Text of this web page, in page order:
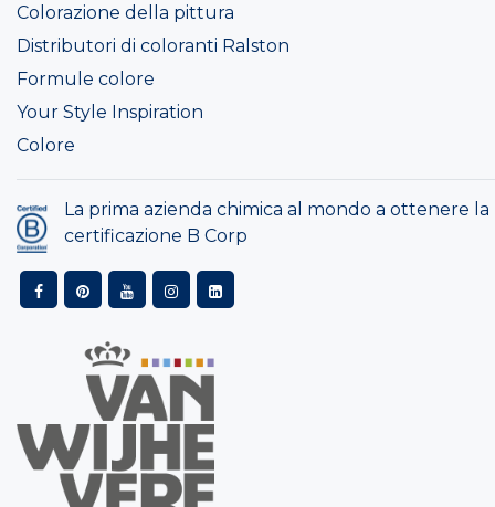
Colorazione della pittura
Distributori di coloranti Ralston
Formule colore
Your Style Inspiration
Colore
La prima azienda chimica al mondo a ottenere la
certificazione B Corp